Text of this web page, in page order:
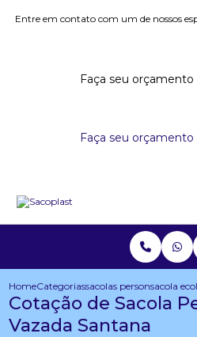
Entre em contato com um de nossos
Faça seu
Faça seu
HomeCategoriassacolas personalizadas
sacola
Cotação de Sacola
Vazada Santana